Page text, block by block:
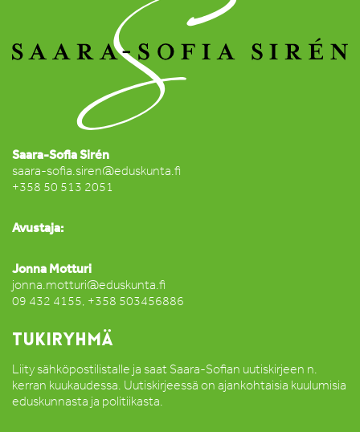
Saara-Sofia Sirén
saara-sofia.siren@eduskunta.fi
+358 50 513 2051
Avustaja:
Jonna Motturi
jonna.motturi@eduskunta.fi
09 432 4155, +358 503456886
TUKIRYHMÄ
Liity sähköpostilistalle ja saat Saara-Sofian uutiskirjeen n.
kerran kuukaudessa. Uutiskirjeessä on ajankohtaisia kuulumisia
eduskunnasta ja politiikasta.